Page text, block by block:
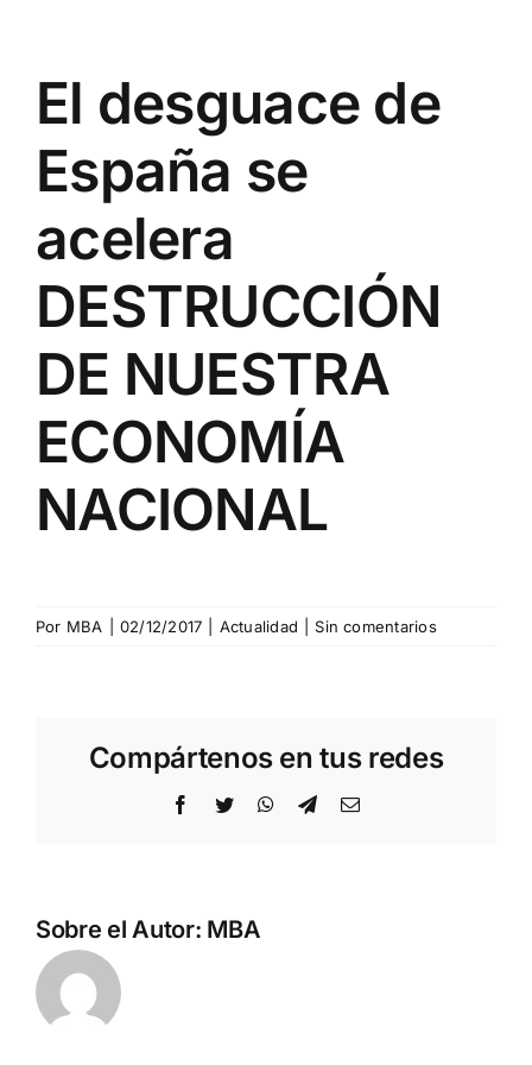
El desguace de
España se
acelera
DESTRUCCIÓN
DE NUESTRA
ECONOMÍA
NACIONAL
Por MBA 02/12/2017 Actualidad Sin comentarios
Compártenos en tus redes
Facebook
Twitter WhatsApp
TelegramCorreo
Sobre el Autor: MBA